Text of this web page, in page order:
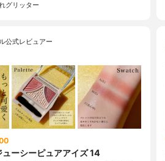
グリッター
公式レビュアー
ーシーピュアアイズ 14